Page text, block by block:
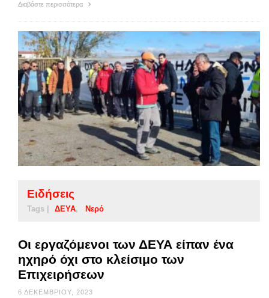
Διαβάστε περισσότερα
Ειδήσεις
Tags | ΔΕΥΑ Νερό
Οι εργαζόμενοι των ΔΕΥΑ είπαν ένα
ηχηρό όχι στο κλείσιμο των
Επιχειρήσεων
6 ΔΕΚΕΜΒΡΊΟΥ, 2023